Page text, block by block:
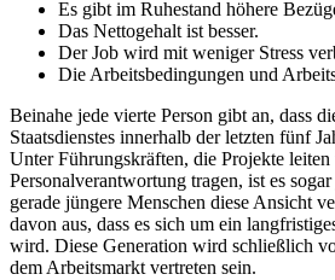
Es gibt im Ruhestand höhere
Das Nettogehalt ist besser.
Der Job wird mit weniger Stress
Die Arbeitsbedingungen und
Beinahe jede vierte Person gibt an, dass
Staatsdienstes innerhalb der letzten fünf
Unter Führungskräften, die Projekte leiten
Personalverantwortung tragen, ist es
gerade jüngere Menschen diese Ansicht
davon aus, dass es sich um ein
wird. Diese Generation wird schließlich
dem Arbeitsmarkt vertreten sein.